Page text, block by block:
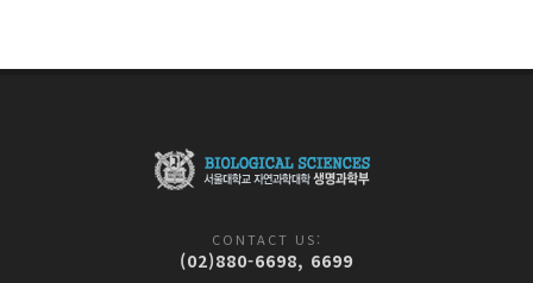
CONTACT US:
(02)880-6698, 6699